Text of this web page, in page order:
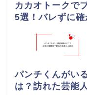
カカオトークで
5選！バレずに確
パンチくんがい
は？訪れた芸能